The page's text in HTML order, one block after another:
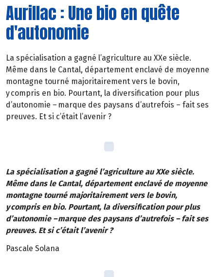
Aurillac : Une bio en quête
d'autonomie
La spécialisation a gagné l’agriculture au XXe siècle.
Même dans le Cantal, département enclavé de moyenne
montagne tourné majoritairement vers le bovin,
y compris en bio. Pourtant, la diversification pour plus
d’autonomie – marque des paysans d’autrefois – fait ses
preuves. Et si c’était l’avenir ?
La spécialisation a gagné l’agriculture au XXe siècle.
Même dans le Cantal, département enclavé de moyenne
montagne tourné majoritairement vers le bovin,
y compris en bio. Pourtant, la diversification pour plus
d’autonomie – marque des paysans d’autrefois – fait ses
preuves. Et si c’était l’avenir ?
Pascale Solana